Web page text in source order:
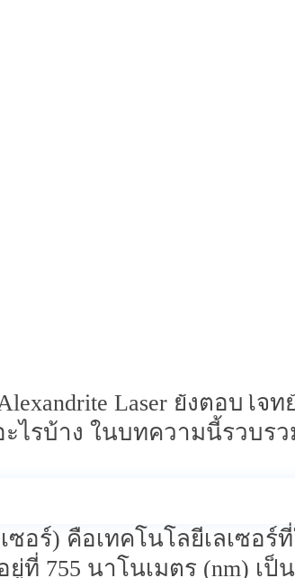
นผล
นได้อย่างไร
ย่าง ขนดก ขนขึ้นไว
จนกลายเป็นวงจรการดูแล
จัดขนอย่าง “Alexandrite
Laser ยังตอบโ
ไรบ้าง ในบทความนี้รวบร
ซอร์) คือเทคโนโลยีเลเซ
ที่ 755 นาโนเมตร (nm)